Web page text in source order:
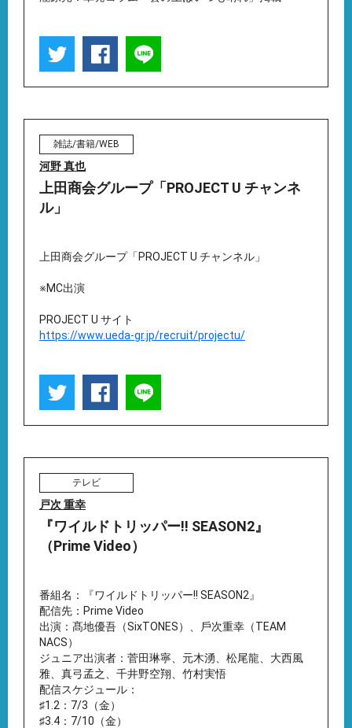
雑誌/書籍/WEB
河野 真也
上田商会グループ「PROJECT U チャンネ
ル」
上田商会グループ「PROJECT U チャンネル」
※MC出演
PROJECT U サイト
https://www.ueda-gr.jp/recruit/projectu/
テレビ
戸次 重幸
『ワイルドトリッパー!! SEASON2』
（Prime Video）
番組名：『ワイルドトリッパー!! SEASON2』
配信先：Prime Video
出演：髙地優吾（SixTONES）、⼾次重幸（TEAM
NACS）
ジュニア出演者：菅⽥琳寧、元⽊湧、松尾⿓、⼤⻄⾵
雅、真⼸孟之、千井野空翔、⽵村実悟
配信スケジュール：
♯1.2：7/3（金）
♯3.4：7/10（金）